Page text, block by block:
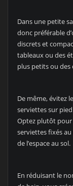
Dans une petite
donc préférable
discrets et
tableaux ou des
plus petits ou des
De même, évitez
serviettes sur
Optez plutôt pour
serviettes fixés
de l’espace au sol.
En réduisant le